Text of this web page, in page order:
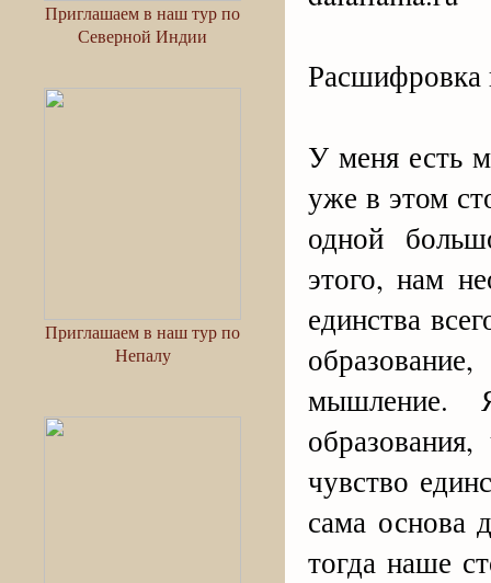
Приглашаем в наш тур по
Северной Индии
Приглашаем в наш тур по
Непалу
Расшифровка
У меня есть
уже в этом
одной
этого, нам
единства
мышление.
чувство
сама основа
тогда наше